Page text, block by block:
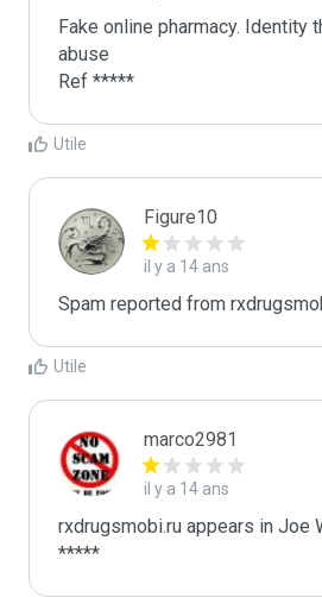
Fake online pharmacy. Identity
abuse
Ref *****
Utile
Figure10
il y a 14 ans
Spam reported from
Utile
marco2981
il y a 14 ans
rxdrugsmobi.ru appears in Joe
*****